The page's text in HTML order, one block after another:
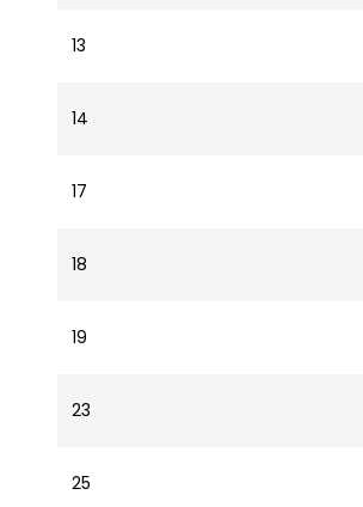
13
14
17
18
19
23
25